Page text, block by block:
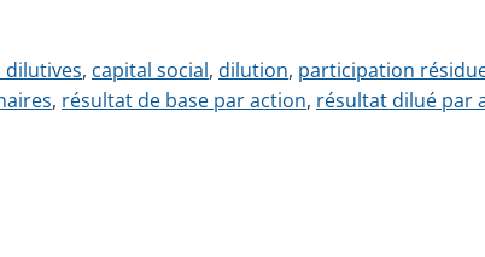
, capital social, dilution, participation
, résultat de base par action, résultat dilué par